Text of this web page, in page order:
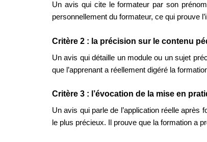
Un avis qui cite le formateur par son
personnellement du formateur, ce qui prouve
Critère 2 : la précision sur le contenu
Un avis qui détaille un module ou un sujet
que l’apprenant a réellement digéré la
Critère 3 : l’évocation de la mise en
Un avis qui parle de l’application réelle après
le plus précieux. Il prouve que la formation a